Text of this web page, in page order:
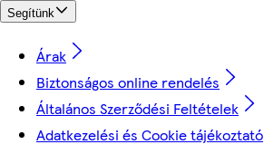
Segítünk
Árak
Biztonságos online rendelés
Általános Szerződési Feltételek
Adatkezelési és Cookie tájékoztató